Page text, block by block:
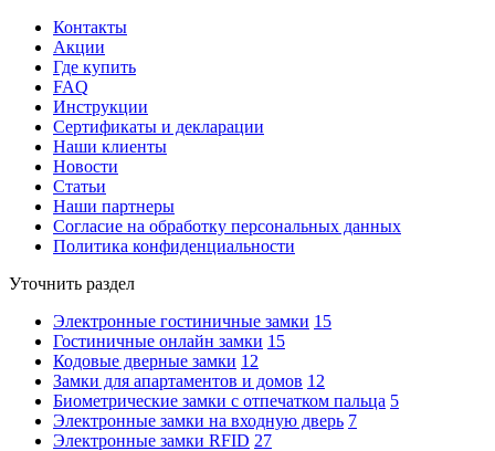
Контакты
Акции
Где купить
FAQ
Инструкции
Сертификаты и декларации
Наши клиенты
Новости
Статьи
Наши партнеры
Согласие на обработку персональных данных
Политика конфиденциальности
Уточнить раздел
Электронные гостиничные замки 15
Гостиничные онлайн замки 15
Кодовые дверные замки 12
Замки для апартаментов и домов 12
Биометрические замки с отпечатком пальца 5
Электронные замки на входную дверь 7
Электронные замки RFID 27